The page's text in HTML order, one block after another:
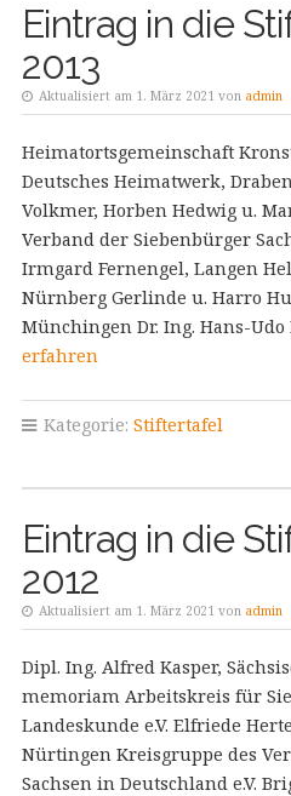
Eintrag in die
2013
Aktualisiert am 1. März 2021 von admin
Heimatortsgemeinschaft
Deutsches Heimatwerk,
Volkmer, Horben Hedwig u.
Verband der Siebenbürger
Irmgard Fernengel, Langen
Nürnberg Gerlinde u. Harro
Münchingen Dr. Ing. Hans-Udo
erfahren
Kategorie: Stiftertafel
Eintrag in die
2012
Aktualisiert am 1. März 2021 von admin
Dipl. Ing. Alfred Kasper,
memoriam Arbeitskreis für
Landeskunde e.V. Elfriede
Nürtingen Kreisgruppe des
Sachsen in Deutschland e.V.